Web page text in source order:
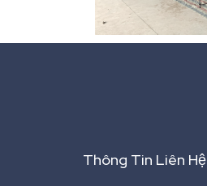
Thông Tin Liên Hệ